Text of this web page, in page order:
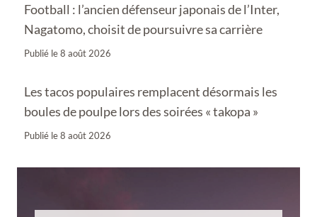
Football : l’ancien défenseur japonais de l’Inter,
Nagatomo, choisit de poursuivre sa carrière
Publié le8 août 2026
Les tacos populaires remplacent désormais les
boules de poulpe lors des soirées « takopa »
Publié le8 août 2026